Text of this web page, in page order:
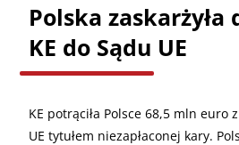
Polska zaskarżyła
KE do Sądu UE
KE potrąciła Polsce 68,5 mln euro
UE tytułem niezapłaconej kary.